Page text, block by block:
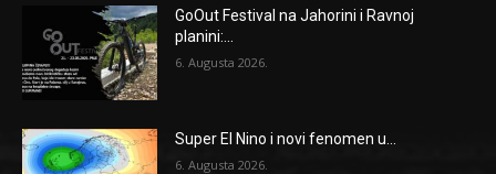
GoOut Festival na Jahorini i Ravnoj
planini:...
6. Augusta 2026.
Super El Nino i novi fenomen u...
6. Augusta 2026.